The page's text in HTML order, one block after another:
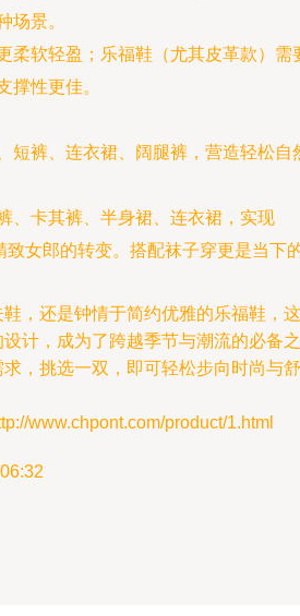
场景。
柔软轻盈；乐福鞋（尤其皮革款）需
撑性更佳。
短裤、连衣裙、阔腿裤，营造轻松自
、卡其裤、半身裙、连衣裙，实现
致女郎的转变。搭配袜子穿更是当下
，还是钟情于简约优雅的乐福鞋，这
计，成为了跨越季节与潮流的必备之
，挑选一双，即可轻松步向时尚与舒
www.chpont.com/product/1.html